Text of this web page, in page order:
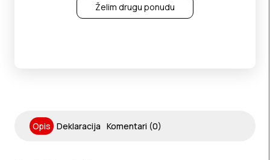
Želim drugu ponudu
Opis Deklaracija Komentari (0)